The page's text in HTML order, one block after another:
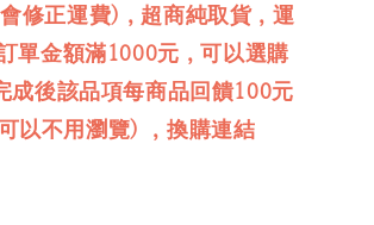
修正運費)，超商純取貨，運
單金額滿1000元，可以選購
成後該品項每商品回饋100元
以不用瀏覽) ，換購連結